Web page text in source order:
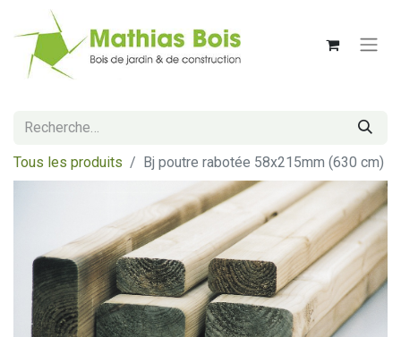
Tous les produits Bj poutre rabotée 58x215mm (630 cm)